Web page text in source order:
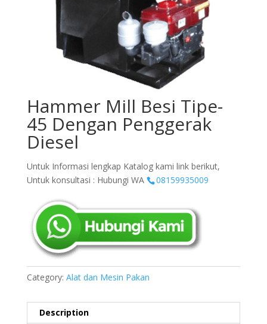
Hammer Mill Besi Tipe-
45 Dengan Penggerak
Diesel
Untuk Informasi lengkap Katalog kami link berikut,
Untuk konsultasi : Hubungi WA
08159935009
Category: Alat dan Mesin Pakan
Description